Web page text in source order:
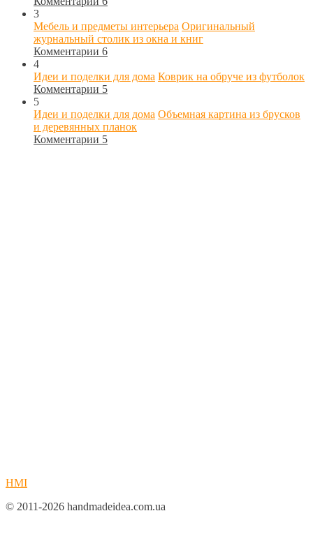
3
Мебель и предметы интерьера Оригинальный
журнальный столик из окна и книг
Комментарии 6
4
Идеи и поделки для дома Коврик на обруче из футболок
Комментарии 5
5
Идеи и поделки для дома Объемная картина из брусков
и деревянных планок
Комментарии 5
HMI
© 2011-2026 handmadeidea.com.ua